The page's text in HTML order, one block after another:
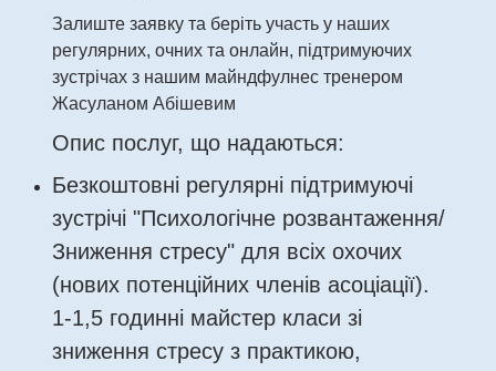
Залиште заявку та беріть участь у наших
регулярних, очних та онлайн, підтримуючих
зустрічах з нашим майндфулнес тренером
Жасуланом Абішевим
Опис послуг, що надаються:
Безкоштовні регулярні підтримуючі
зустрічі "Психологічне розвантаження/
Зниження стресу" для всіх охочих
(нових потенційних членів асоціації).
1-1,5 годинні майстер класи зі
зниження стресу з практикою,